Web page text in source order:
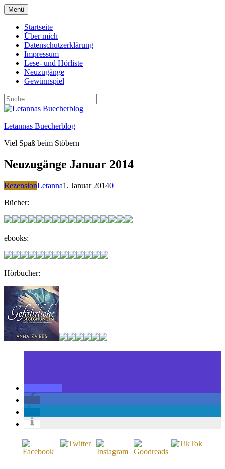
Zum
Inhalt
springen
Menü
Startseite
Über mich
Datenschutzerklärung
Impressum
Lese- und Hörliste
Neuzugänge
Gewinnspiel
Letannas Buecherblog
Viel Spaß beim Stöbern
Neuzugänge Januar 2014
RezensionLetanna1. Januar 20140
Bücher:
ebooks:
Hörbucher: